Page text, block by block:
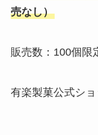
売なし）
販売数：100個限
有楽製菓公式シ